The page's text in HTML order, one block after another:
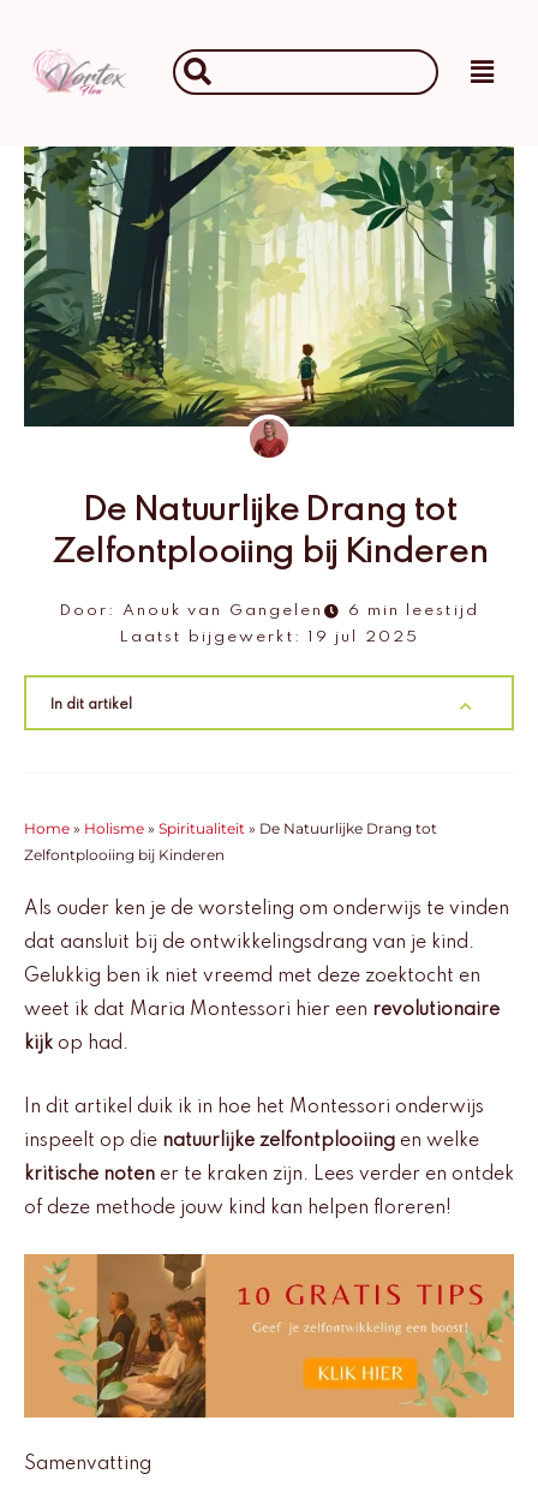
inhoud
Main
Menu
Search
...
De Natuurlijke Drang tot
Zelfontplooiing bij Kinderen
Door: Anouk van Gangelen
6 min leestijd
Laatst bijgewerkt:
19 jul 2025
In dit artikel
Home » Holisme » Spiritualiteit » De Natuurlijke Drang tot
Zelfontplooiing bij Kinderen
Als ouder ken je de worsteling om onderwijs te vinden
dat aansluit bij de ontwikkelingsdrang van je kind.
Gelukkig ben ik niet vreemd met deze zoektocht en
weet ik dat Maria Montessori hier een revolutionaire
kijk op had.
In dit artikel duik ik in hoe het Montessori onderwijs
inspeelt op die natuurlijke zelfontplooiing en welke
kritische noten er te kraken zijn. Lees verder en ontdek
of deze methode jouw kind kan helpen floreren!
Samenvatting